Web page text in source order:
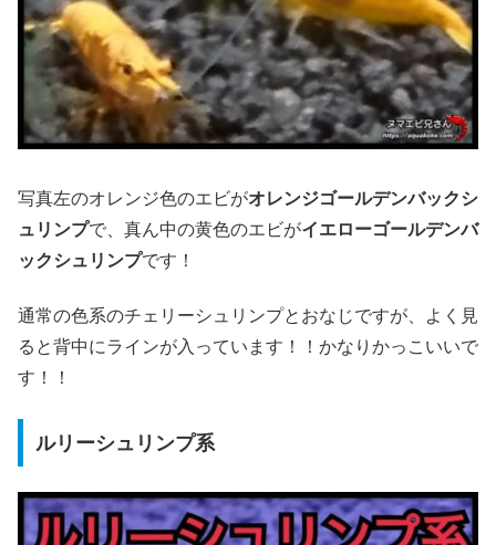
写真左のオレンジ色のエビがオレンジゴールデンバックシ
ュリンプで、真ん中の黄色のエビがイエローゴールデンバ
ックシュリンプです！
通常の色系のチェリーシュリンプとおなじですが、よく見
ると背中にラインが入っています！！かなりかっこいいで
す！！
ルリーシュリンプ系